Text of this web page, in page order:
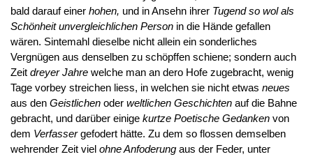
bald darauf einer hohen, und in Ansehn ihrer Tugend so wol als
Schönheit unvergleichlichen Personin die Hände gefallen
wären. Sintemahl dieselbe nicht allein ein sonderliches
Vergnügen aus denselben zu schöpffen schiene; sondern auch
Zeit dreyer Jahrewelche man an dero Hofe zugebracht, wenig
Tage vorbey streichen liess, in welchen sie nicht etwas neues
aus den Geistlichenoder weltlichen Geschichtenauf die Bahne
gebracht, und darüber einige kurtze Poetische Gedankenvon
dem Verfassergefodert hätte. Zu dem so flossen demselben
wehrender Zeit viel ohne Anfoderungaus der Feder, unter